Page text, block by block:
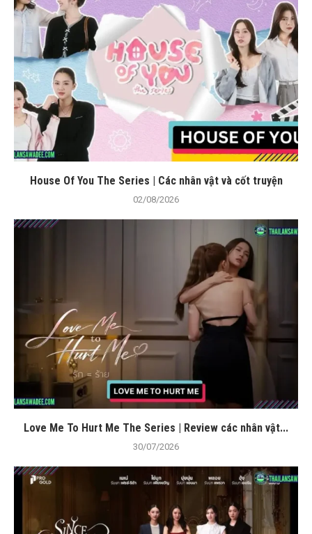
House Of You The Series | Các nhân vật và cốt truyện
02/08/2026
Love Me To Hurt Me The Series | Review các nhân vật...
30/07/2026